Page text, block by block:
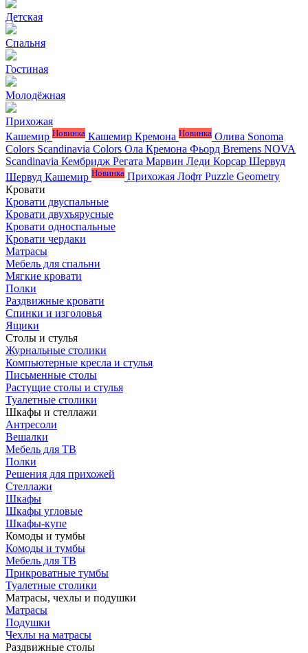
Детская
Спальня
Гостиная
Молодёжная
Прихожая
Кашемир Новинка Кашемир Кремона Новинка Олива Sonoma
Colors Scandinavia Colors Ола Кремона Фьорд Bremens NOVA
Scandinavia Кембридж Регата Марвин Леди Корсар Шервуд
Шервуд Кашемир Новинка Прихожая Лофт Puzzle Geometry
Кровати
Кровати двуспальные
Кровати двухъярусные
Кровати односпальные
Кровати чердаки
Матрасы
Мебель для спальни
Мягкие кровати
Полки
Раздвижные кровати
Спинки и изголовья
Ящики
Столы и стулья
Журнальные столики
Компьютерные кресла и стулья
Письменные столы
Растущие столы и стулья
Туалетные столики
Шкафы и стеллажи
Антресоли
Вешалки
Мебель для ТВ
Полки
Решения для прихожей
Стеллажи
Шкафы
Шкафы угловые
Шкафы-купе
Комоды и тумбы
Комоды и тумбы
Мебель для ТВ
Прикроватные тумбы
Туалетные столики
Матрасы, чехлы и подушки
Матрасы
Подушки
Чехлы на матрасы
Раздвижные столы